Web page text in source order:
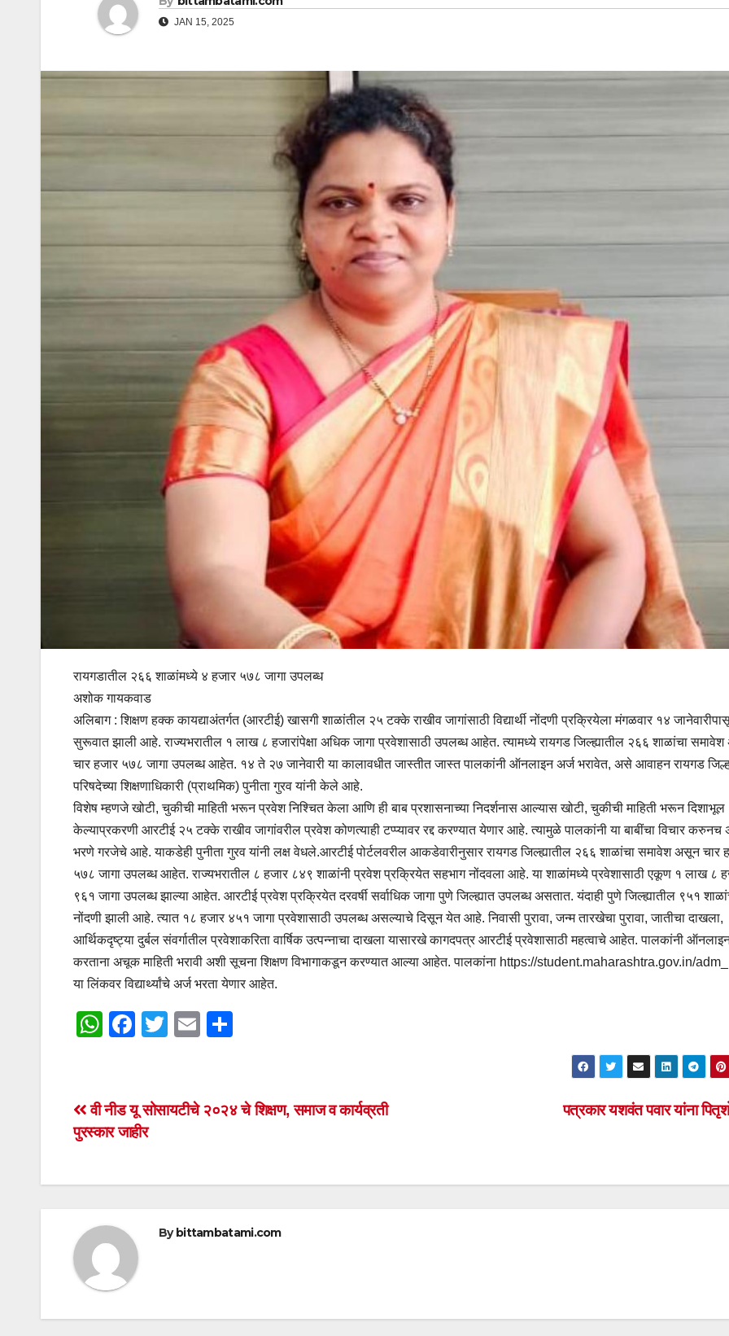
JAN 15, 2025
रायगडातील २६६ शाळांमध्ये ४ हजार ५७८ जागा उपलब्ध
अशोक गायकवाड
अलिबाग : शिक्षण हक्क कायद्याअंतर्गत (आरटीई) खासगी शाळांतील २५ टक्के राखीव जागांसाठी विद्यार्थी नोंदणी प्रक्रियेला मंगळवार १४
सुरूवात झाली आहे. राज्यभरातील १ लाख ८ हजारांपेक्षा अधिक जागा प्रवेशासाठी उपलब्ध आहेत. त्यामध्ये रायगड जिल्ह्यातील २६६ शाळांचा
चार हजार ५७८ जागा उपलब्ध आहेत. १४ ते २७ जानेवारी या कालावधीत जास्तीत जास्त पालकांनी ऑनलाइन अर्ज भरावेत, असे आवाहन रायगड
परिषदेच्या शिक्षणाधिकारी (प्राथमिक) पुनीता गुरव यांनी केले आहे.
विशेष म्हणजे खोटी, चुकीची माहिती भरून प्रवेश निश्चित केला आणि ही बाब प्रशासनाच्या निदर्शनास आल्यास खोटी, चुकीची माहिती भरून दिशाभूल
केल्याप्रकरणी आरटीई २५ टक्के राखीव जागांवरील प्रवेश कोणत्याही टप्प्यावर रद्द करण्यात येणार आहे. त्यामुळे पालकांनी या बाबींचा विचार करुनच
भरणे गरजेचे आहे. याकडेही पुनीता गुरव यांनी लक्ष वेधले.आरटीई पोर्टलवरील आकडेवारीनुसार रायगड जिल्ह्यातील २६६ शाळांचा समावेश असून चार
५७८ जागा उपलब्ध आहेत. राज्यभरातील ८ हजार ८४९ शाळांनी प्रवेश प्रक्रियेत सहभाग नोंदवला आहे. या शाळांमध्ये प्रवेशासाठी एकूण १ लाख ८
९६१ जागा उपलब्ध झाल्या आहेत. आरटीई प्रवेश प्रक्रियेत दरवर्षी सर्वाधिक जागा पुणे जिल्ह्यात उपलब्ध असतात. यंदाही पुणे जिल्ह्यातील ९५१
नोंदणी झाली आहे. त्यात १८ हजार ४५१ जागा प्रवेशासाठी उपलब्ध असल्याचे दिसून येत आहे. निवासी पुरावा, जन्म तारखेचा पुरावा, जातीचा दाखला,
आर्थिकदृष्ट्या दुर्बल संवर्गातील प्रवेशाकरिता वार्षिक उत्पन्नाचा दाखला यासारखे कागदपत्र आरटीई प्रवेशासाठी महत्वाचे आहेत. पालकांनी
करताना अचूक माहिती भरावी अशी सूचना शिक्षण विभागाकडून करण्यात आल्या आहेत. पालकांना https://student.maharashtra.gov.in/
या लिंकवर विद्यार्थ्यांचे अर्ज भरता येणार आहेत.
W
s
A
p
F
e
b
o
T
er
E
e
Post
navigation
पत्रकार यशवंत पवार यांना
वी नीड यू सोसायटीचे २०२४ चे शिक्षण, समाज व कार्यव्रती
पुरस्कार जाहीर
Bybittambatami.com